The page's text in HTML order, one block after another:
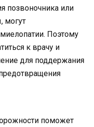
позвоночника или
могут
Поэтому
к врачу и
для поддержания
поможет